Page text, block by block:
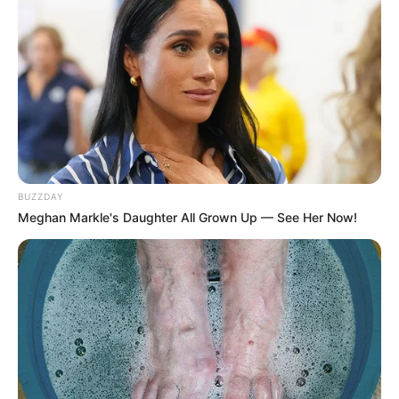
- /10 (- Votes)
Beri Rating & Review
Edit
The Bankermerupakan drama Korea yang tayang di MBC mulai
27 Maret 2019 setelah menggantikan drama sebelumnya yang
berjudulSpring Turns to Spring. Drama ini tayang dengan
mengisi slot pada hari Rabu dan Kamis pukul 22:00 waktu Korea
Selatan.
Kisah yang diangkat dalam drama ini diadaptasi dari sebuah
BUZZDAY
Meghan Markle's Daughter All Grown Up — See Her Now!